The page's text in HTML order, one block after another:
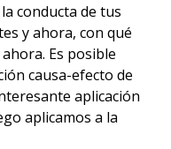
conducta de tus
y ahora, con qué
Es posible
causa-efecto de
aplicación
aplicamos a la